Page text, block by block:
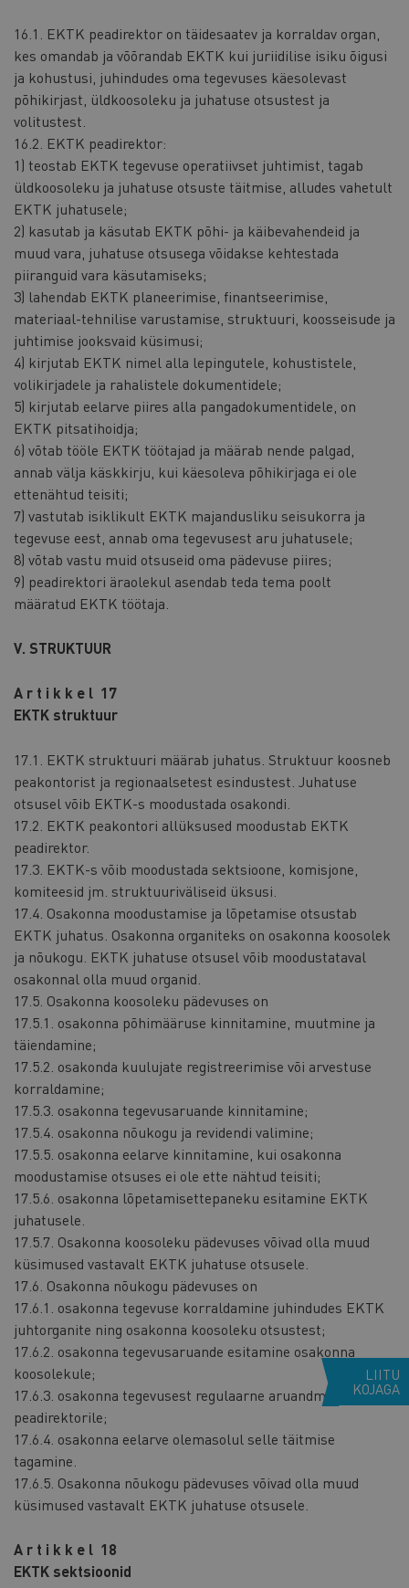
16.1. EKTK peadirektor on täidesaatev ja korraldav organ,
kes omandab ja võõrandab EKTK kui juriidilise isiku õigusi
ja kohustusi, juhindudes oma tegevuses käesolevast
põhikirjast, üldkoosoleku ja juhatuse otsustest ja
volitustest.
16.2. EKTK peadirektor:
1) teostab EKTK tegevuse operatiivset juhtimist, tagab
üldkoosoleku ja juhatuse otsuste täitmise, alludes vahetult
EKTK juhatusele;
2) kasutab ja käsutab EKTK põhi- ja käibevahendeid ja
muud vara, juhatuse otsusega võidakse kehtestada
piiranguid vara käsutamiseks;
3) lahendab EKTK planeerimise, finantseerimise,
materiaal-tehnilise varustamise, struktuuri, koosseisude ja
juhtimise jooksvaid küsimusi;
4) kirjutab EKTK nimel alla lepingutele, kohustistele,
volikirjadele ja rahalistele dokumentidele;
5) kirjutab eelarve piires alla pangadokumentidele, on
EKTK pitsatihoidja;
6) võtab tööle EKTK töötajad ja määrab nende palgad,
annab välja käskkirju, kui käesoleva põhikirjaga ei ole
ettenähtud teisiti;
7) vastutab isiklikult EKTK majandusliku seisukorra ja
tegevuse eest, annab oma tegevusest aru juhatusele;
8) võtab vastu muid otsuseid oma pädevuse piires;
9) peadirektori äraolekul asendab teda tema poolt
määratud EKTK töötaja.
V. STRUKTUUR
A r t i k k e l 17
EKTK struktuur
17.1. EKTK struktuuri määrab juhatus. Struktuur koosneb
peakontorist ja regionaalsetest esindustest. Juhatuse
otsusel võib EKTK-s moodustada osakondi.
17.2. EKTK peakontori allüksused moodustab EKTK
peadirektor.
17.3. EKTK-s võib moodustada sektsioone, komisjone,
komiteesid jm. struktuuriväliseid üksusi.
17.4. Osakonna moodustamise ja lõpetamise otsustab
EKTK juhatus. Osakonna organiteks on osakonna koosolek
ja nõukogu. EKTK juhatuse otsusel võib moodustataval
osakonnal olla muud organid.
17.5. Osakonna koosoleku pädevuses on
17.5.1. osakonna põhimääruse kinnitamine, muutmine ja
täiendamine;
17.5.2. osakonda kuulujate registreerimise või arvestuse
korraldamine;
17.5.3. osakonna tegevusaruande kinnitamine;
17.5.4. osakonna nõukogu ja revidendi valimine;
17.5.5. osakonna eelarve kinnitamine, kui osakonna
moodustamise otsuses ei ole ette nähtud teisiti;
17.5.6. osakonna lõpetamisettepaneku esitamine EKTK
juhatusele.
17.5.7. Osakonna koosoleku pädevuses võivad olla muud
küsimused vastavalt EKTK juhatuse otsusele.
17.6. Osakonna nõukogu pädevuses on
17.6.1. osakonna tegevuse korraldamine juhindudes EKTK
juhtorganite ning osakonna koosoleku otsustest;
17.6.2. osakonna tegevusaruande esitamine osakonna
koosolekule;
17.6.3. osakonna tegevusest regulaarne aruandmine EKTK
peadirektorile;
17.6.4. osakonna eelarve olemasolul selle täitmise
tagamine.
17.6.5. Osakonna nõukogu pädevuses võivad olla muud
küsimused vastavalt EKTK juhatuse otsusele.
A r t i k k e l 18
EKTK sektsioonid
LIITU
KOJAGA